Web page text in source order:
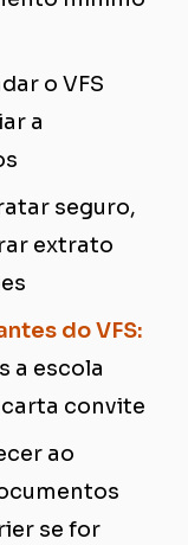
o VFS
a
seguro,
extrato
do VFS:
a escola
convite
ao
se for